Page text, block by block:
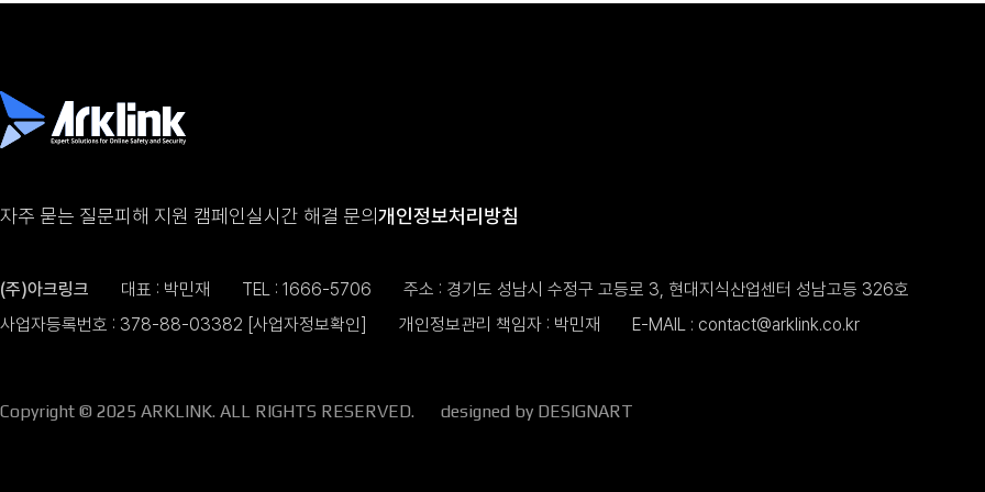
자주 묻는 질문피해 지원 캠페인실시간 해결 문의개인정보처리방침
(주)아크링크 대표 : 박민재 TEL : 1666-5706
주소 : 경기도 성남시 수정구 고등로 3, 현대지식산업센터 성남고등 326호
사업자등록번호 : 378-88-03382 [사업자정보확인] 개인정보관리 책임자 : 박민재 E-MAIL : contact@arklink.co.kr
Copyright © 2025 ARKLINK. ALL RIGHTS RESERVED. designed by DESIGNART